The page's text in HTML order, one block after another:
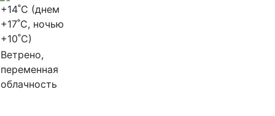
+14˚C (днем
+17˚C, ночью
+10˚C)
Ветрено,
переменная
облачность